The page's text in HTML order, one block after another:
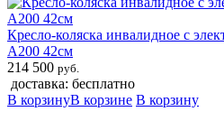
Кресло-коляска инвалидное с
А200 42см
214 500 руб.
доставка: бесплатно
В корзинуВ корзине В корзину